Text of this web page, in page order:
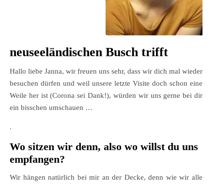
neuseeländischen Busch trifft
Hallo liebe Janna, wir freuen uns sehr, dass wir dich mal wieder
besuchen dürfen und weil unsere letzte Visite doch schon eine
Weile her ist (Corona sei Dank!), würden wir uns gerne bei dir
ein bisschen umschauen …
.
Wo sitzen wir denn, also wo willst du uns
empfangen?
Wir hängen natürlich bei mir an der Decke, denn wie wir alle